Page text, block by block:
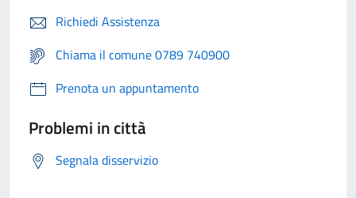
Richiedi Assistenza
Chiama il comune 0789 740900
Prenota un appuntamento
Problemi in città
Segnala disservizio